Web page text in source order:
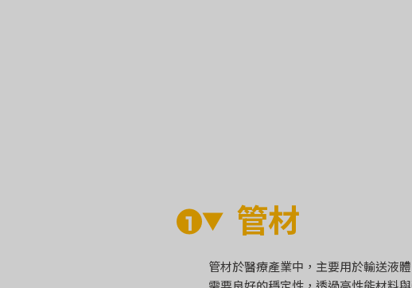
管材
管材於醫療產業中，主要用於輸送液